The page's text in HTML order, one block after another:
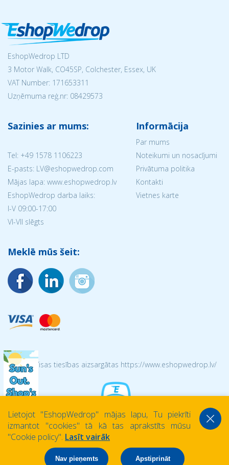
EshopWedrop LTD
3 Motor Walk, CO45SP, Colchester, Essex, UK
VAT Number: 171653311
Uzņēmuma reģ.nr: 08429573
Sazinies ar mums:
Tel: +49 1578 1106223
E-pasts: LV@eshopwedrop.com
Mājas lapa: www.eshopwedrop.lv
EshopWedrop darba laiks:
I-V 09:00-17:00
VI-VII slēgts
Informācija
Par mums
Noteikumi un nosacījumi
Privātuma politika
Kontakti
Vietnes karte
Meklē mūs šeit:
© 2026 Visas tiesības aizsargātas https://www.eshopwedrop.lv/
Lietojot ''EshopWedrop'' mājas lapu, Tu piekrīti
izmantot ''cookies'' tā kā tas aprakstīts mūsu
''Cookie policy''. Lasīt vairāk
Nav pieņemts Apstiprināt